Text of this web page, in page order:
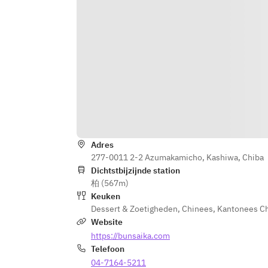
Adres
277-0011 2-2 Azumakamicho, Kashiwa, Chiba
Dichtstbijzijnde station
柏 (567m)
Keuken
Dessert & Zoetigheden, Chinees, Kantonees
Website
https://bunsaika.com
Telefoon
04-7164-5211